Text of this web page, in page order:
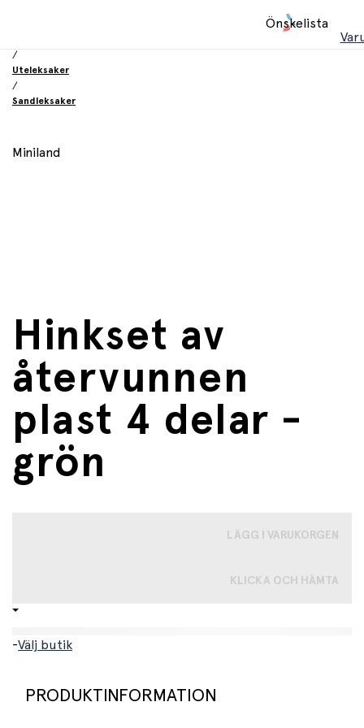
Önskelista
/
Uteleksaker
/
Sandleksaker
Miniland
Hinkset av
återvunnen
plast 4 delar -
grön
LÄGG I VARUKORGEN
KLICKA OCH HÄMTA
-Välj butik
PRODUKTINFORMATION